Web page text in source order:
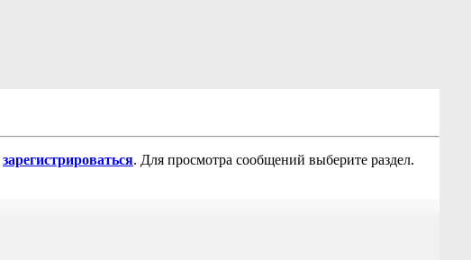
зарегистрироваться. Для просмотра сообщений выберите раздел.